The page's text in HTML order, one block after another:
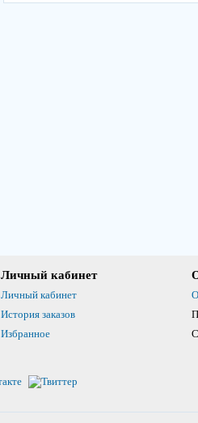
Личный кабинет
Личный кабинет
История заказов
Избранное